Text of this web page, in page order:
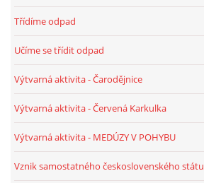
RECENZE NA KNIHY
MIKULÁŠSKÁ NADÍLKA
Třídíme odpad
Učíme se třídit odpad
Výtvarná aktivita - Čarodějnice
Výtvarná aktivita - Červená Karkulka
Výtvarná aktivita - MEDÚZY V POHYBU
Vznik samostatného československého státu